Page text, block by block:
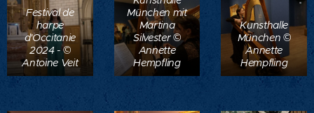
Festival de
harpe
d'Occitanie
2024 - ©
Antoine Veit
München mit
Martina
Silvester ©
Annette
Hempfling
Kunsthalle
München ©
Annette
Hempfling